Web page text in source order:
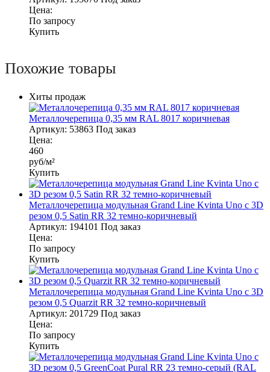
Цена:
По запросу
Купить
Похожие товары
Хиты продаж
Металлочерепица 0,35 мм RAL 8017 коричневая
Артикул: 53863 Под заказ
Цена:
460
руб/м²
Купить
Металлочерепица модульная Grand Line Kvinta Uno c 3D
резом 0,5 Satin RR 32 темно-коричневый
Артикул: 194101 Под заказ
Цена:
По запросу
Купить
Металлочерепица модульная Grand Line Kvinta Uno c 3D
резом 0,5 Quarzit RR 32 темно-коричневый
Артикул: 201729 Под заказ
Цена:
По запросу
Купить